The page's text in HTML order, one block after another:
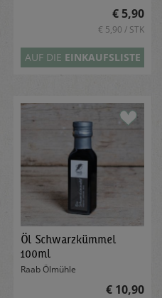
€ 5,90
€ 5,90 / STK
AUF DIE EINKAUFSLISTE
Öl Schwarzkümmel
100ml
Raab Ölmühle
€ 10,90